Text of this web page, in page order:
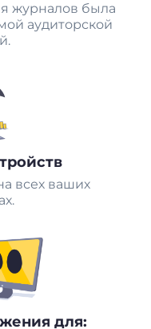
журналов была
аудиторской
всех ваших
для: